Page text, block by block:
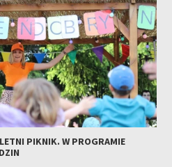
PIKNIK. W PROGRAMIE